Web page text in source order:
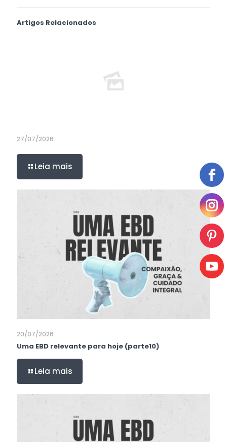
Artigos Relacionados
27/07/2026
Leia mais
20/07/2026
Uma EBD relevante para hoje (parte10)
Leia mais